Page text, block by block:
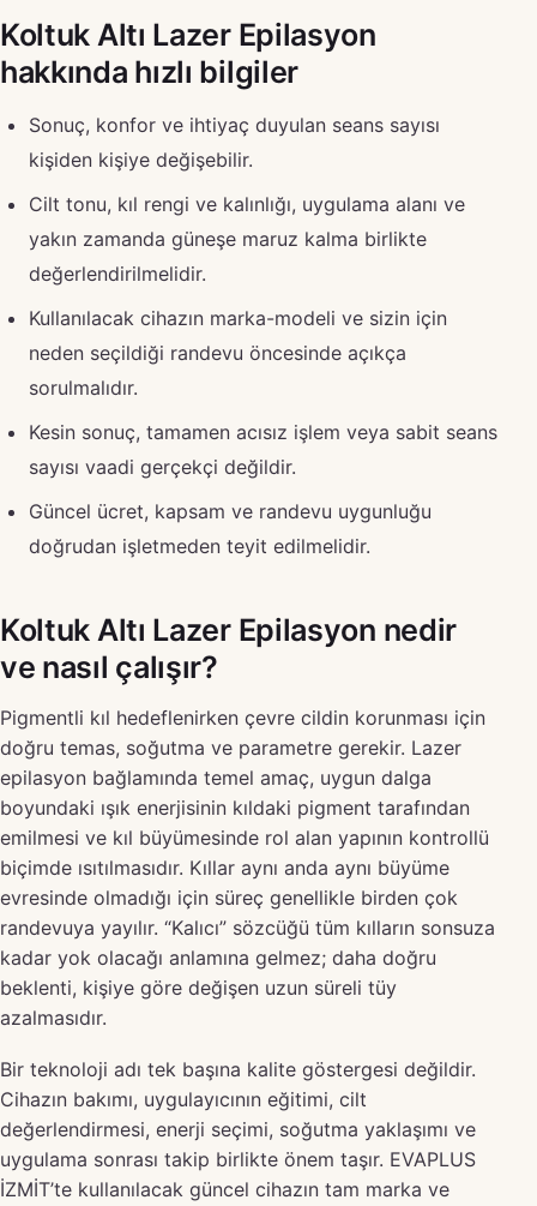
Koltuk Altı Lazer Epilasyon
hakkında hızlı bilgiler
Sonuç, konfor ve ihtiyaç duyulan seans sayısı
kişiden kişiye değişebilir.
Cilt tonu, kıl rengi ve kalınlığı, uygulama alanı ve
yakın zamanda güneşe maruz kalma birlikte
değerlendirilmelidir.
Kullanılacak cihazın marka-modeli ve sizin için
neden seçildiği randevu öncesinde açıkça
sorulmalıdır.
Kesin sonuç, tamamen acısız işlem veya sabit seans
sayısı vaadi gerçekçi değildir.
Güncel ücret, kapsam ve randevu uygunluğu
doğrudan işletmeden teyit edilmelidir.
Koltuk Altı Lazer Epilasyon nedir
ve nasıl çalışır?
Pigmentli kıl hedeflenirken çevre cildin korunması için
doğru temas, soğutma ve parametre gerekir. Lazer
epilasyon bağlamında temel amaç, uygun dalga
boyundaki ışık enerjisinin kıldaki pigment tarafından
emilmesi ve kıl büyümesinde rol alan yapının kontrollü
biçimde ısıtılmasıdır. Kıllar aynı anda aynı büyüme
evresinde olmadığı için süreç genellikle birden çok
randevuya yayılır. “Kalıcı” sözcüğü tüm kılların sonsuza
kadar yok olacağı anlamına gelmez; daha doğru
beklenti, kişiye göre değişen uzun süreli tüy
azalmasıdır.
Bir teknoloji adı tek başına kalite göstergesi değildir.
Cihazın bakımı, uygulayıcının eğitimi, cilt
değerlendirmesi, enerji seçimi, soğutma yaklaşımı ve
uygulama sonrası takip birlikte önem taşır. EVAPLUS
İZMİT’te kullanılacak güncel cihazın tam marka ve